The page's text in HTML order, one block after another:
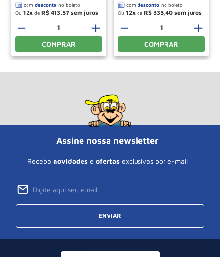
Ou 12 de R$ 413,57
＋
－
COMPRAR
Ou 12 de R$ 335,40
＋
－
COMPRAR
Assine nossa newsletter
Receba novidades e ofertas exclusivas por e-mail
ENVIAR